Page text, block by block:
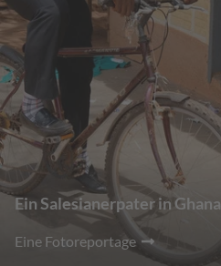
Ein Salesianerpater in Ghana
Eine Fotoreportage